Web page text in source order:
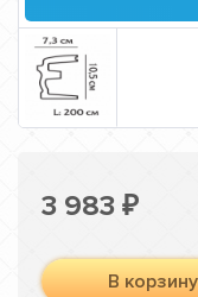
3 983 ₽
В корзину